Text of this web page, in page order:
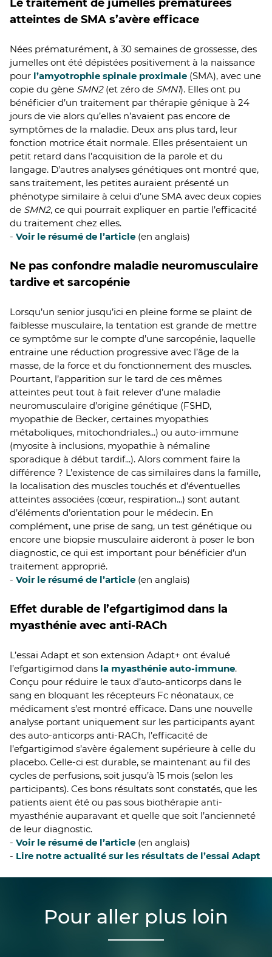
Le traitement de jumelles prématurées
atteintes de SMA s’avère efficace
Nées prématurément, à 30 semaines de grossesse, des
jumelles ont été dépistées positivement à la naissance
pour l’amyotrophie spinale proximale (SMA), avec une
copie du gène SMN2 (et zéro de SMN1). Elles ont pu
bénéficier d’un traitement par thérapie génique à 24
jours de vie alors qu’elles n’avaient pas encore de
symptômes de la maladie. Deux ans plus tard, leur
fonction motrice était normale. Elles présentaient un
petit retard dans l’acquisition de la parole et du
langage. D’autres analyses génétiques ont montré que,
sans traitement, les petites auraient présenté un
phénotype similaire à celui d’une SMA avec deux copies
de SMN2, ce qui pourrait expliquer en partie l’efficacité
du traitement chez elles.
- Voir le résumé de l’article (en anglais)
Ne pas confondre maladie neuromusculaire
tardive et sarcopénie
Lorsqu’un senior jusqu’ici en pleine forme se plaint de
faiblesse musculaire, la tentation est grande de mettre
ce symptôme sur le compte d’une sarcopénie, laquelle
entraine une réduction progressive avec l’âge de la
masse, de la force et du fonctionnement des muscles.
Pourtant, l’apparition sur le tard de ces mêmes
atteintes peut tout à fait relever d’une maladie
neuromusculaire d’origine génétique (FSHD,
myopathie de Becker, certaines myopathies
métaboliques, mitochondriales...) ou auto-immune
(myosite à inclusions, myopathie à némaline
sporadique à début tardif...). Alors comment faire la
différence ? L’existence de cas similaires dans la famille,
la localisation des muscles touchés et d’éventuelles
atteintes associées (cœur, respiration...) sont autant
d’éléments d’orientation pour le médecin. En
complément, une prise de sang, un test génétique ou
encore une biopsie musculaire aideront à poser le bon
diagnostic, ce qui est important pour bénéficier d’un
traitement approprié.
- Voir le résumé de l’article (en anglais)
Effet durable de l’efgartigimod dans la
myasthénie avec anti-RACh
L’essai Adapt et son extension Adapt+ ont évalué
l’efgartigimod dans la myasthénie auto-immune.
Conçu pour réduire le taux d’auto-anticorps dans le
sang en bloquant les récepteurs Fc néonataux, ce
médicament s’est montré efficace. Dans une nouvelle
analyse portant uniquement sur les participants ayant
des auto-anticorps anti-RACh, l’efficacité de
l’efgartigimod s’avère également supérieure à celle du
placebo. Celle-ci est durable, se maintenant au fil des
cycles de perfusions, soit jusqu’à 15 mois (selon les
participants). Ces bons résultats sont constatés, que les
patients aient été ou pas sous biothérapie anti-
myasthénie auparavant et quelle que soit l’ancienneté
de leur diagnostic.
- Voir le résumé de l’article (en anglais)
- Lire notre actualité sur les résultats de l’essai Adapt
Pour aller plus loin